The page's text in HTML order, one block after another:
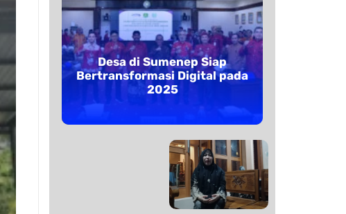
Desa di Sumenep Siap
Bertransformasi Digital pada
2025